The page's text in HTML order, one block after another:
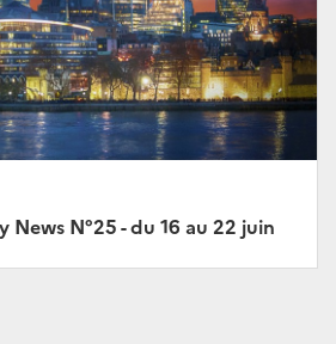
N°25 - du 16 au 22 juin